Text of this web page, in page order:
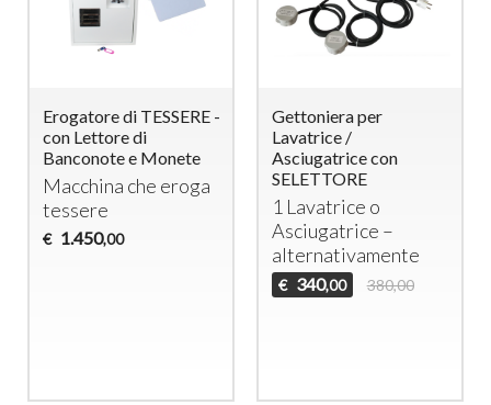
Erogatore di TESSERE -
con Lettore di
Banconote e Monete
Macchina che eroga
tessere
€ 1.450,00
Gettoniera per
Lavatrice /
Asciugatrice con
SELETTORE
1 Lavatrice o
Asciugatrice –
alternativamente
€ 340,00 380,00